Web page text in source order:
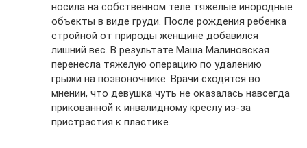
носила на собственном теле тяжелые инородные
объекты в виде груди. После рождения ребенка
стройной от природы женщине добавился
лишний вес. В результате Маша Малиновская
перенесла тяжелую операцию по удалению
грыжи на позвоночнике. Врачи сходятся во
мнении, что девушка чуть не оказалась навсегда
прикованной к инвалидному креслу из-за
пристрастия к пластике.